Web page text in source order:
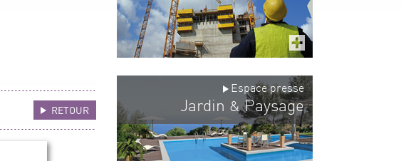
RETOUR
Espace presse
Jardin &Paysage